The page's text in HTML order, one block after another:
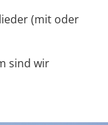
(mit oder
sind wir